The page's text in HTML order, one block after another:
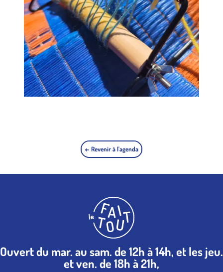
← Revenir à l'agenda
Ouvert du mar. au sam. de 12h à 14h, et les jeu.
et ven. de 18h à 21h,